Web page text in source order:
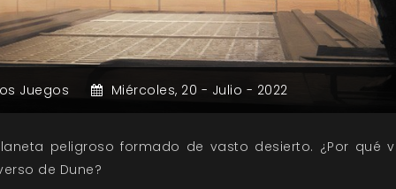
Juegos Miércoles, 20 - Julio - 2022
peligroso formado de vasto desierto. ¿Por qué
de Dune?